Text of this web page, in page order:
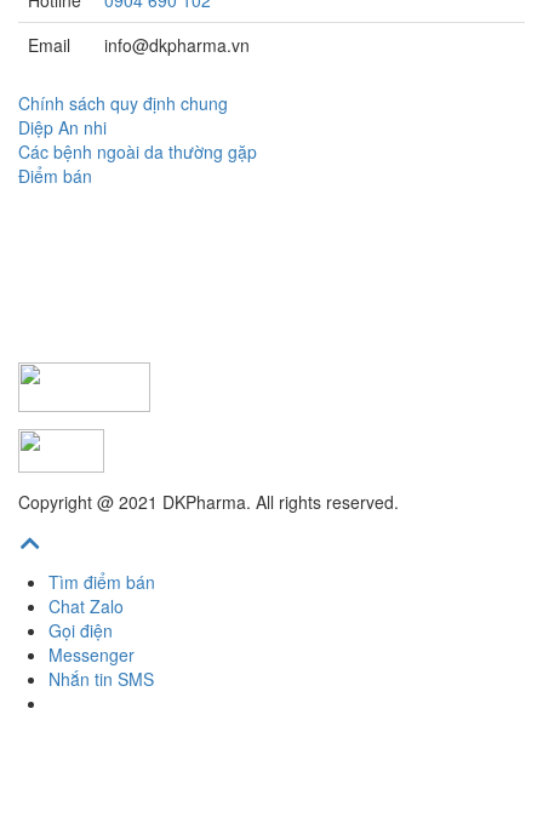
Email
info@dkpharma.vn
Chính sách quy định chung
Diệp An nhi
Các bệnh ngoài da thường gặp
Điểm bán
Copyright @ 2021 DKPharma. All rights reserved.
Tìm điểm bán
Chat Zalo
Gọi điện
Messenger
Nhắn tin SMS